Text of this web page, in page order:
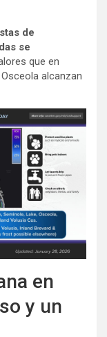
de
se
que en
alcanzan
en
y un